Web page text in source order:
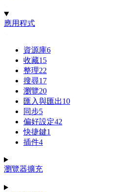
應用程式
資源庫6
收藏15
整理22
搜尋17
瀏覽20
匯入與匯出10
同步5
偏好設定42
快捷鍵1
插件4
瀏覽器擴充